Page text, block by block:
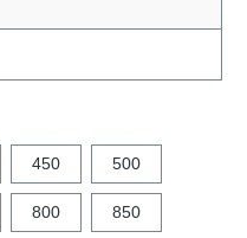
450 500
800 850